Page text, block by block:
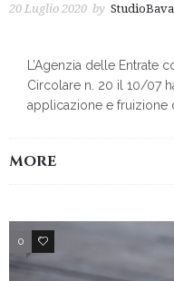
20 Luglio 2020 by
L’Agenzia delle Entrate
Circolare n. 20 il 10/07
applicazione e fruizione
MORE
0 2